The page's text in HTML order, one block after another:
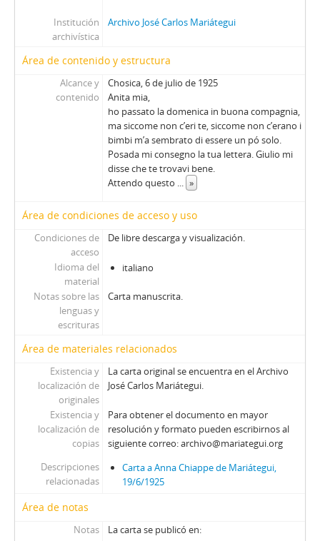
Institución
archivística
Archivo José Carlos Mariátegui
Área de contenido y estructura
Alcance y
contenido
Chosica, 6 de julio de 1925
Anita mia,
ho passato la domenica in buona compagnia,
ma siccome non c’eri te, siccome non c’erano i
bimbi m’a sembrato di essere un pó solo.
Posada mi consegno la tua lettera. Giulio mi
disse che te trovavi bene.
Attendo questo ... »
Área de condiciones de acceso y uso
Condiciones de
acceso
De libre descarga y visualización.
Idioma del
material
italiano
Notas sobre las
lenguas y
escrituras
Carta manuscrita.
Área de materiales relacionados
Existencia y
localización de
originales
La carta original se encuentra en el Archivo
José Carlos Mariátegui.
Existencia y
localización de
copias
Para obtener el documento en mayor
resolución y formato pueden escribirnos al
siguiente correo: archivo@mariategui.org
Descripciones
relacionadas
Carta a Anna Chiappe de Mariátegui,
19/6/1925
Área de notas
Notas La carta se publicó en: